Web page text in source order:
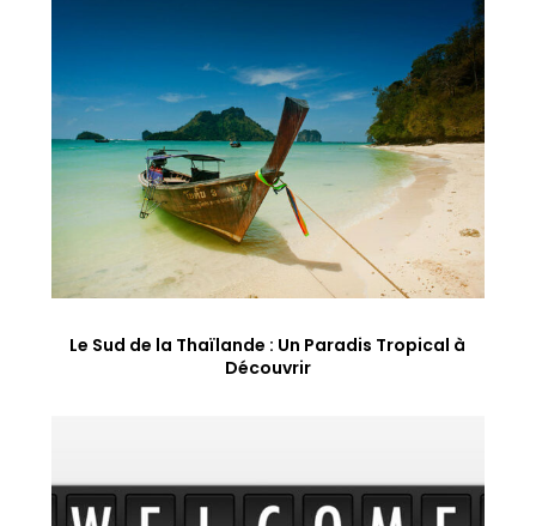
Le Sud de la Thaïlande : Un Paradis Tropical à
Découvrir